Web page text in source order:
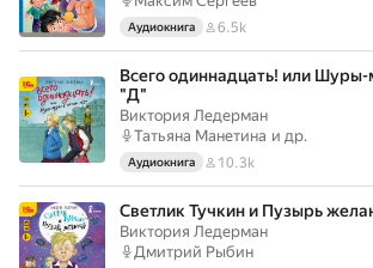
Аудиокнига 6.5k
Всего одиннадцать! или
"Д"
Виктория Ледерман
Татьяна Манетина и др.
Аудиокнига 10.3k
Светлик Тучкин и Пузырь
Виктория Ледерман
Дмитрий Рыбин